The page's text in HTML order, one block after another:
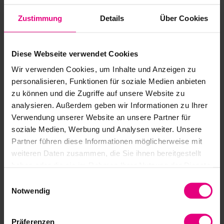
Zustimmung Details Über Cookies
Diese Webseite verwendet Cookies
Wir verwenden Cookies, um Inhalte und Anzeigen zu
personalisieren, Funktionen für soziale Medien anbieten
zu können und die Zugriffe auf unsere Website zu
analysieren. Außerdem geben wir Informationen zu Ihrer
Verwendung unserer Website an unsere Partner für
soziale Medien, Werbung und Analysen weiter. Unsere
Partner führen diese Informationen möglicherweise mit
weiteren Daten zusammen, die Sie ihnen bereitgestellt
Notwendig
Präferenzen
Max. Drehzahl:
-1
114 … 254 Nm
17 … 25
Untersetzung:
50 … 160
Ø Hohlwelle:
18 ... 25 mm
Zum Produkt
Max.
17 … 25
Untersetzung:
50 … 160
Ø Hohlwelle:
18 ... 25 mm
Zum